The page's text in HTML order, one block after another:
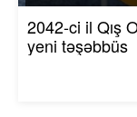
2042-ci il Qış
yeni təşəbbüs